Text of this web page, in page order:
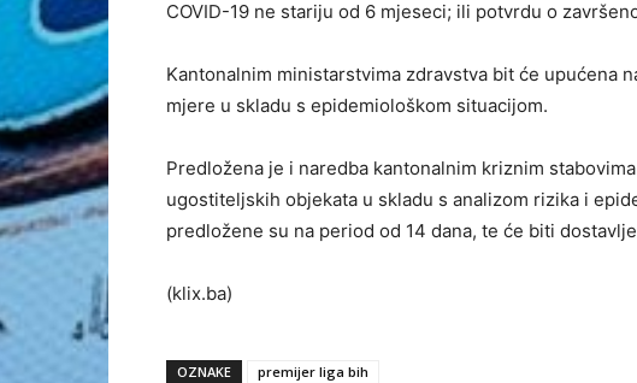
COVID-19 ne stariju od 6 mjeseci; ili potvrdu o
Kantonalnim ministarstvima zdravstva bit će upućena
mjere u skladu s epidemiološkom situacijom.
Predložena je i naredba kantonalnim kriznim
ugostiteljskih objekata u skladu s analizom rizika i
predložene su na period od 14 dana, te će biti
(klix.ba)
OZNAKE premijer liga bih